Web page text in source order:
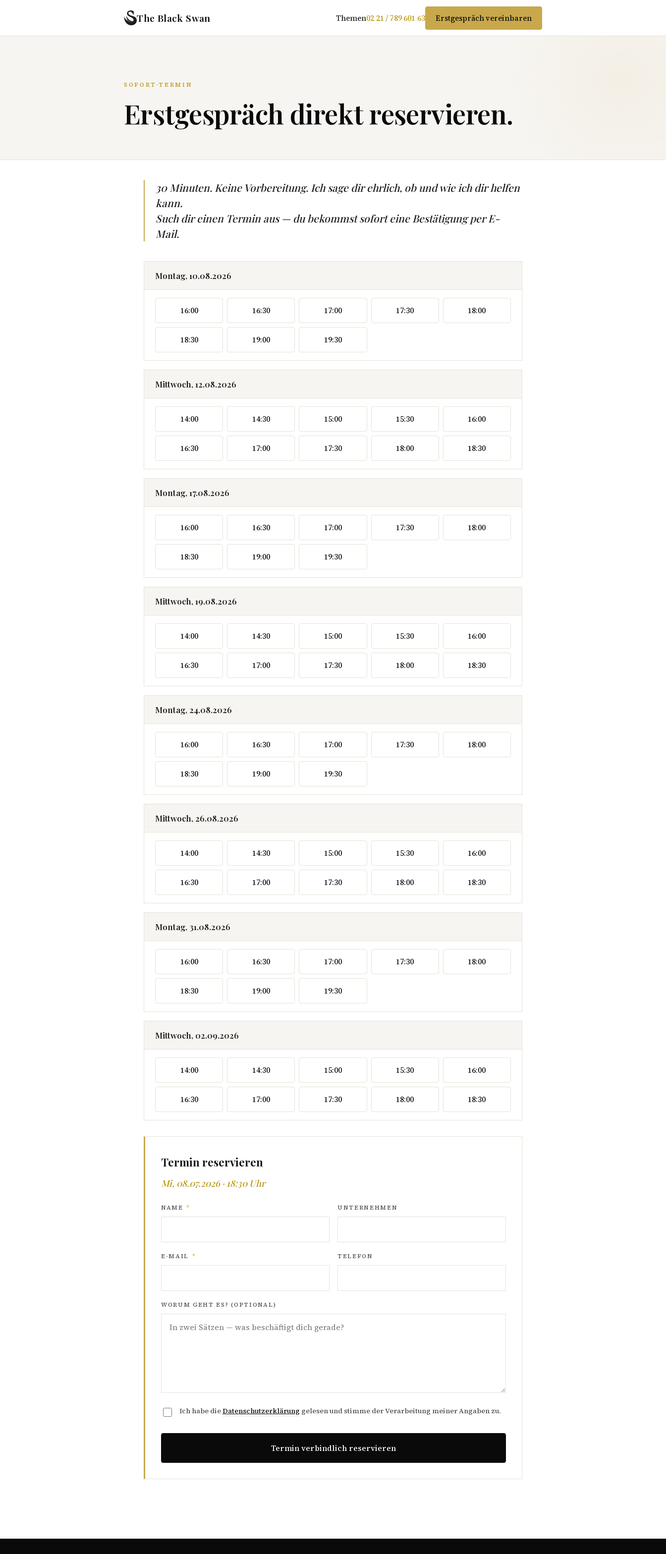
The Black Swan Themen02 21 / 789 601 63 Erstgespräch vereinbaren
SOFORT-TERMIN
Erstgespräch direkt reservieren.
30 Minuten. Keine Vorbereitung. Ich sage dir ehrlich, ob und wie ich dir helfen
kann.
Such dir einen Termin aus — du bekommst sofort eine Bestätigung per E-
Mail.
Montag, 10.08.2026
16:00 16:30 17:00 17:30 18:00
18:30 19:00 19:30
Mittwoch, 12.08.2026
14:00 14:30 15:00 15:30 16:00
16:30 17:00 17:30 18:00 18:30
Montag, 17.08.2026
16:00 16:30 17:00 17:30 18:00
18:30 19:00 19:30
Mittwoch, 19.08.2026
14:00 14:30 15:00 15:30 16:00
16:30 17:00 17:30 18:00 18:30
Montag, 24.08.2026
16:00 16:30 17:00 17:30 18:00
18:30 19:00 19:30
Mittwoch, 26.08.2026
14:00 14:30 15:00 15:30 16:00
16:30 17:00 17:30 18:00 18:30
Montag, 31.08.2026
16:00 16:30 17:00 17:30 18:00
18:30 19:00 19:30
Mittwoch, 02.09.2026
14:00 14:30 15:00 15:30 16:00
16:30 17:00 17:30 18:00 18:30
Termin reservieren
Mi, 08.07.2026 · 18:30 Uhr
NAME * UNTERNEHMEN
E-MAIL * TELEFON
WORUM GEHT ES? (OPTIONAL)
Ich habe dieDatenschutzerklärung gelesen und stimme der Verarbeitung meiner Angaben zu.
Termin verbindlich reservieren